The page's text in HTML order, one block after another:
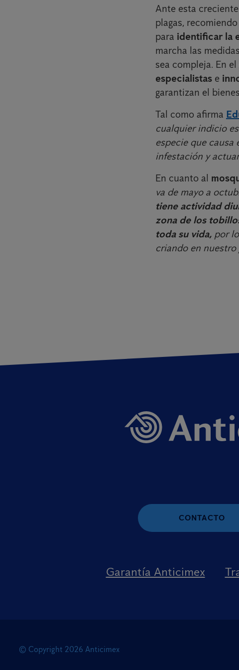
Ante esta
plagas, recomiendo
para identificar la
marcha las
sea compleja. En
especialistas e
garantizan el
Tal como afirma
cualquier indicio
especie que causa
infestación y
En cuanto al
va de mayo a
tiene actividad
zona de los
toda su vida, por
criando en nuestro
CONTACTO
Garantía Anticimex
© Copyright 2026 Anticimex